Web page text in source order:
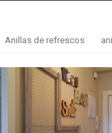
Anillas de refrescos